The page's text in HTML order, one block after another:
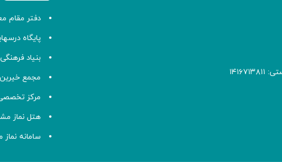
دفتر مقام
پایگاه
بنیاد
مجمع
مرکز
هتل نماز
سامانه نماز